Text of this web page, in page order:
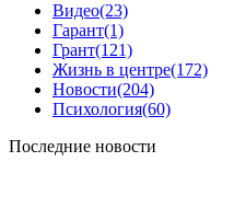
Видео(23)
Гарант(1)
Грант(121)
Жизнь в центре(172)
Новости(204)
Психология(60)
Последние новости